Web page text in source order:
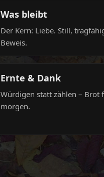
Was bleibt
Der Kern: Liebe. Still,
Beweis.
Ernte & Dank
Würdigen statt zählen – Brot
morgen.